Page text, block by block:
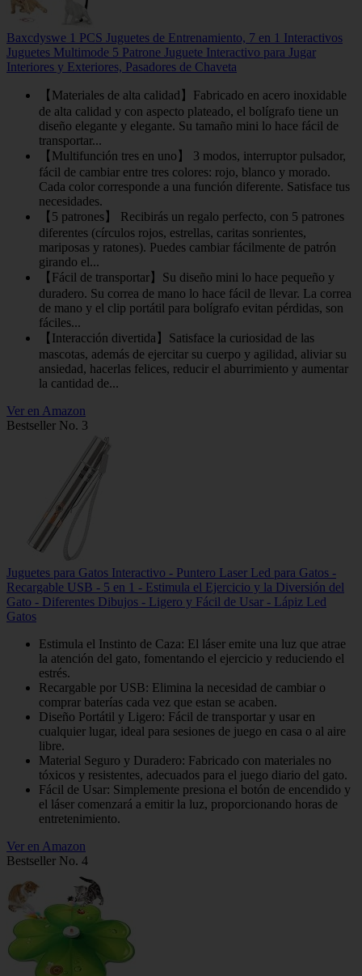
Baxcdyswe 1 PCS Juguetes de Entrenamiento, 7 en 1 Interactivos
Juguetes Multimode 5 Patrone Juguete Interactivo para Jugar
Interiores y Exteriores, Pasadores de Chaveta
【Materiales de alta calidad】Fabricado en acero inoxidable
de alta calidad y con aspecto plateado, el bolígrafo tiene un
diseño elegante y elegante. Su tamaño mini lo hace fácil de
transportar...
【Multifunción tres en uno】 3 modos, interruptor pulsador,
fácil de cambiar entre tres colores: rojo, blanco y morado.
Cada color corresponde a una función diferente. Satisface tus
necesidades.
【5 patrones】 Recibirás un regalo perfecto, con 5 patrones
diferentes (círculos rojos, estrellas, caritas sonrientes,
mariposas y ratones). Puedes cambiar fácilmente de patrón
girando el...
【Fácil de transportar】Su diseño mini lo hace pequeño y
duradero. Su correa de mano lo hace fácil de llevar. La correa
de mano y el clip portátil para bolígrafo evitan pérdidas, son
fáciles...
【Interacción divertida】Satisface la curiosidad de las
mascotas, además de ejercitar su cuerpo y agilidad, aliviar su
ansiedad, hacerlas felices, reducir el aburrimiento y aumentar
la cantidad de...
Ver en Amazon
Bestseller No. 3
Juguetes para Gatos Interactivo - Puntero Laser Led para Gatos -
Recargable USB - 5 en 1 - Estimula el Ejercicio y la Diversión del
Gato - Diferentes Dibujos - Ligero y Fácil de Usar - Lápiz Led
Gatos
Estimula el Instinto de Caza: El láser emite una luz que atrae
la atención del gato, fomentando el ejercicio y reduciendo el
estrés.
Recargable por USB: Elimina la necesidad de cambiar o
comprar baterías cada vez que estan se acaben.
Diseño Portátil y Ligero: Fácil de transportar y usar en
cualquier lugar, ideal para sesiones de juego en casa o al aire
libre.
Material Seguro y Duradero: Fabricado con materiales no
tóxicos y resistentes, adecuados para el juego diario del gato.
Fácil de Usar: Simplemente presiona el botón de encendido y
el láser comenzará a emitir la luz, proporcionando horas de
entretenimiento.
Ver en Amazon
Bestseller No. 4